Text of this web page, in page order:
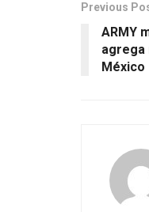
Previous
ARMY
agrega
México